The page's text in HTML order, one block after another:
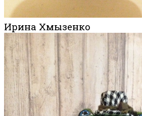
Ирина Хмызенко